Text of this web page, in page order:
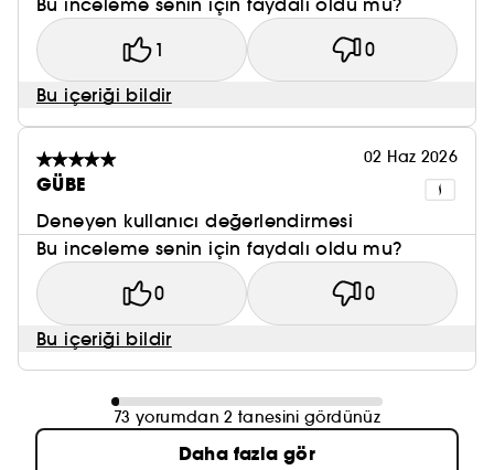
Bu inceleme senin için faydalı oldu mu?
1 0
Bu içeriği bildir
02 Haz 2026
GÜBE
Deneyen kullanıcı değerlendirmesi
Bu inceleme senin için faydalı oldu mu?
0 0
Bu içeriği bildir
73 yorumdan 2 tanesini gördünüz
Daha fazla gör